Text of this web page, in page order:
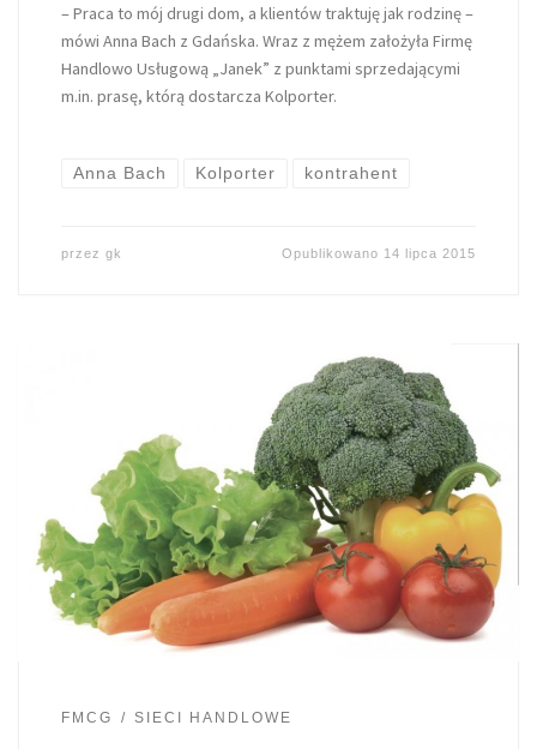
– Praca to mój drugi dom, a klientów traktuję jak rodzinę –
mówi Anna Bach z Gdańska. Wraz z mężem założyła Firmę
Handlowo Usługową „Janek” z punktami sprzedającymi
m.in. prasę, którą dostarcza Kolporter.
Anna Bach Kolporter kontrahent
przez gk Opublikowano 14 lipca 2015
FMCG SIECI HANDLOWE